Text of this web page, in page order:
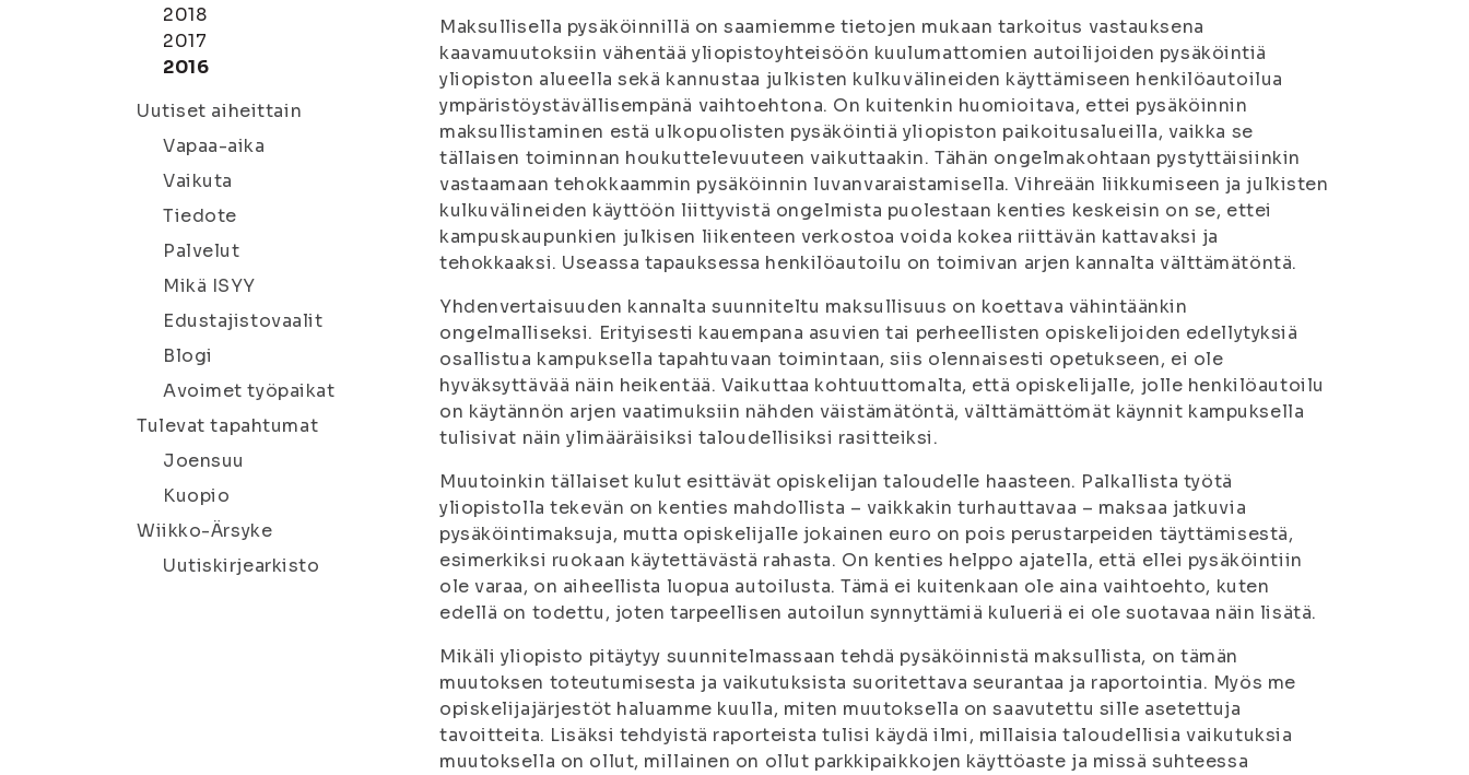
2018
2017
2016
Uutiset aiheittain
Vapaa-aika
Vaikuta
Tiedote
Palvelut
Mikä ISYY
Edustajistovaalit
Blogi
Avoimet työpaikat
Tulevat tapahtumat
Joensuu
Kuopio
Wiikko-Ärsyke
Uutiskirjearkisto
Maksullisella pysäköinnillä on saamiemme tietojen mukaan tarkoitus vastauksena
kaavamuutoksiin vähentää yliopistoyhteisöön kuulumattomien autoilijoiden pysäköintiä
yliopiston alueella sekä kannustaa julkisten kulkuvälineiden käyttämiseen henkilöautoilua
ympäristöystävällisempänä vaihtoehtona. On kuitenkin huomioitava, ettei pysäköinnin
maksullistaminen estä ulkopuolisten pysäköintiä yliopiston paikoitusalueilla, vaikka se
tällaisen toiminnan houkuttelevuuteen vaikuttaakin. Tähän ongelmakohtaan pystyttäisiinkin
vastaamaan tehokkaammin pysäköinnin luvanvaraistamisella. Vihreään liikkumiseen ja julkisten
kulkuvälineiden käyttöön liittyvistä ongelmista puolestaan kenties keskeisin on se, ettei
kampuskaupunkien julkisen liikenteen verkostoa voida kokea riittävän kattavaksi ja
tehokkaaksi. Useassa tapauksessa henkilöautoilu on toimivan arjen kannalta välttämätöntä.
Yhdenvertaisuuden kannalta suunniteltu maksullisuus on koettava vähintäänkin
ongelmalliseksi. Erityisesti kauempana asuvien tai perheellisten opiskelijoiden edellytyksiä
osallistua kampuksella tapahtuvaan toimintaan, siis olennaisesti opetukseen, ei ole
hyväksyttävää näin heikentää. Vaikuttaa kohtuuttomalta, että opiskelijalle, jolle henkilöautoilu
on käytännön arjen vaatimuksiin nähden väistämätöntä, välttämättömät käynnit kampuksella
tulisivat näin ylimääräisiksi taloudellisiksi rasitteiksi.
Muutoinkin tällaiset kulut esittävät opiskelijan taloudelle haasteen. Palkallista työtä
yliopistolla tekevän on kenties mahdollista – vaikkakin turhauttavaa – maksaa jatkuvia
pysäköintimaksuja, mutta opiskelijalle jokainen euro on pois perustarpeiden täyttämisestä,
esimerkiksi ruokaan käytettävästä rahasta. On kenties helppo ajatella, että ellei pysäköintiin
ole varaa, on aiheellista luopua autoilusta. Tämä ei kuitenkaan ole aina vaihtoehto, kuten
edellä on todettu, joten tarpeellisen autoilun synnyttämiä kulueriä ei ole suotavaa näin lisätä.
Mikäli yliopisto pitäytyy suunnitelmassaan tehdä pysäköinnistä maksullista, on tämän
muutoksen toteutumisesta ja vaikutuksista suoritettava seurantaa ja raportointia. Myös me
opiskelijajärjestöt haluamme kuulla, miten muutoksella on saavutettu sille asetettuja
tavoitteita. Lisäksi tehdyistä raporteista tulisi käydä ilmi, millaisia taloudellisia vaikutuksia
muutoksella on ollut, millainen on ollut parkkipaikkojen käyttöaste ja missä suhteessa